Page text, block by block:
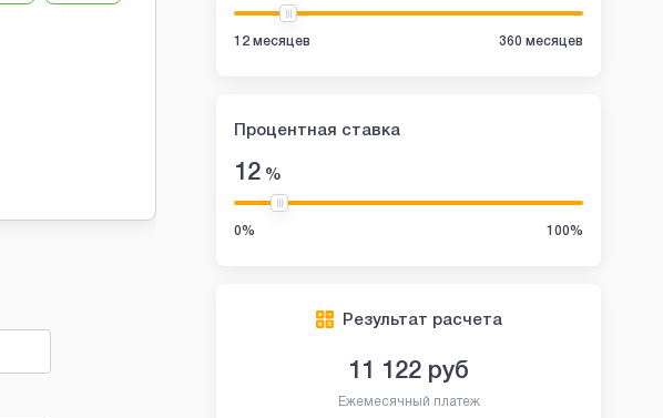
12 месяцев 360 месяцев
Процентная ставка
12 %
0% 100%
Результат расчета
11 122 руб
Ежемесячный платеж